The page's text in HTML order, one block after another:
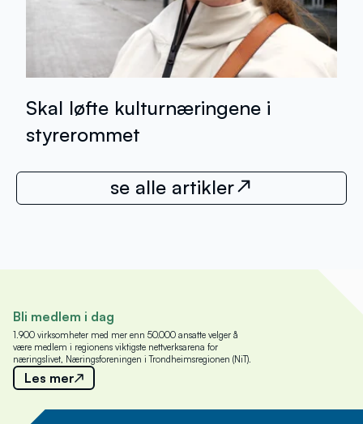
Skal løfte kulturnæringene i
styrerommet
se alle artikler
Bli medlem i dag
1.900 virksomheter med mer enn 50.000 ansatte velger å
være medlem i regionens viktigste nettverksarena for
næringslivet, Næringsforeningen i Trondheimsregionen (NiT).
Les mer